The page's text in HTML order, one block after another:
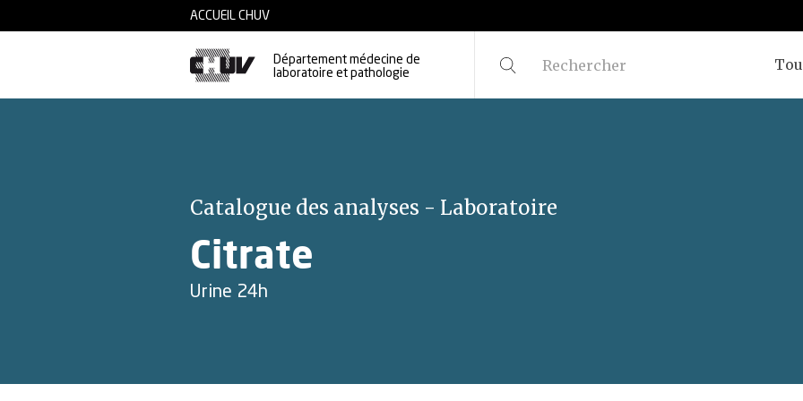
ACCUEIL CHUV
Département médecine de
laboratoire et pathologie
Catalogue des analyses - Laboratoire
Citrate
Urine 24h